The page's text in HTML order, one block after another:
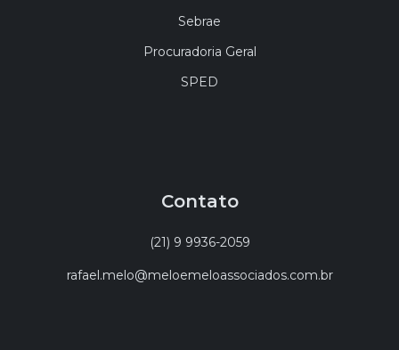
Sebrae
Procuradoria Geral
SPED
Contato
(21) 9 9936-2059
rafael.melo@meloemeloassociados.com.br